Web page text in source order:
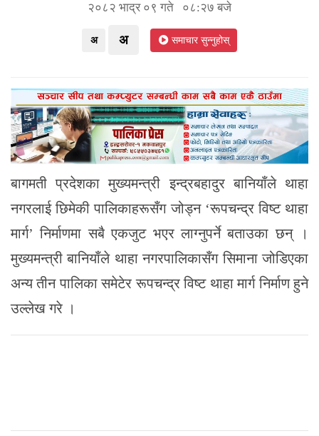
२०८२ भाद्र ०९ गते ०८:२७ बजे
अ अ समाचार सुन्नुहोस्
बागमती प्रदेशका मुख्यमन्त्री इन्द्रबहादुर बानियाँले थाहा
नगरलाई छिमेकी पालिकाहरूसँग जोड्न ‘रूपचन्द्र विष्ट थाहा
मार्ग’ निर्माणमा सबै एकजुट भएर लाग्नुपर्ने बताउका छन् ।
मुख्यमन्त्री बानियाँले थाहा नगरपालिकासँग सिमाना जोडिएका
अन्य तीन पालिका समेटेर रूपचन्द्र विष्ट थाहा मार्ग निर्माण हुने
उल्लेख गरे ।